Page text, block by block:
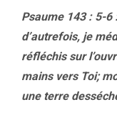
Psaume 143 : 5-6
d’autrefois, je
réfléchis sur
mains vers Toi;
une terre